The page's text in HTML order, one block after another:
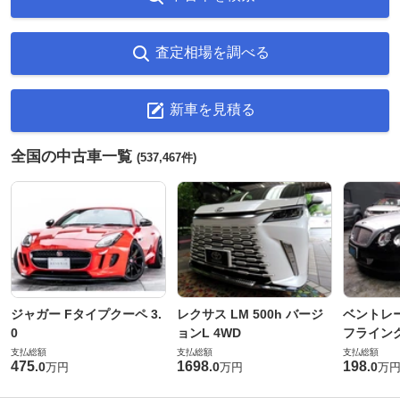
査定相場を調べる
新車を見積る
全国の中古車一覧 (537,467件)
ジャガー Fタイプクーペ 3.
0
支払総額
475.0万円
レクサス LM 500h バージ
ョンL 4WD
支払総額
1698.0万円
ベントレ
フライン
支払総額
198.0万円